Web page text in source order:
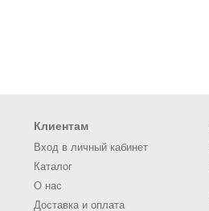
Клиентам
Вход в личный кабинет
Каталог
О нас
Доставка и оплата